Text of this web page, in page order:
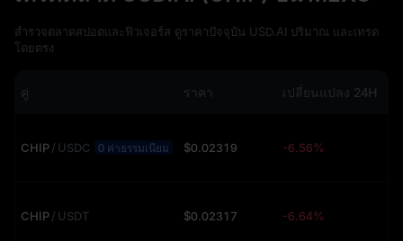
สำรวจตลาดสปอตและฟิวเจอร์ส ดูราคาปัจจุบัน USD.AI ปริมาณ และเทรด
โดยตรง
คู่ ราคา เปลี่ยนแปลง 24H
CHIP/ USDC 0 ค่าธรรมเนียม $0.02319 -6.56%
CHIP/ USDT $0.02317 -6.64%